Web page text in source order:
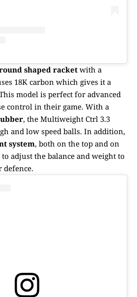
shaped racketwith a
18K carbon which gives it a
model is perfect for advanced
control in their game. With a
, the Multiweight Ctrl 3.3
and low speed balls. In addition,
system, both on the top and on
adjust the balance and weight to